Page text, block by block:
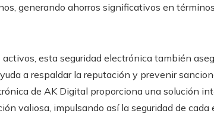
generando ahorros significativos en
esta seguridad electrónica también
a respaldar la reputación y prevenir
de AK Digital proporciona una solución
valiosa, impulsando así la seguridad de cada